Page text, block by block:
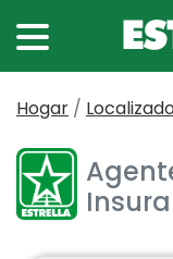
Hogar /